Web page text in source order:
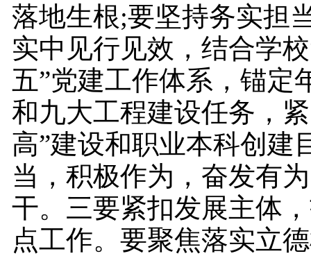
落地生根;要坚持务实担
实中见行见效，结合学
五”党建工作体系，锚定
和九大工程建设任务，
高”建设和职业本科创建
当，积极作为，奋发有
干。三要紧扣发展主体
点工作。要聚焦落实立